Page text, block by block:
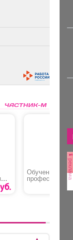
Обучение по
профессии
(машинист)
манипулятора»